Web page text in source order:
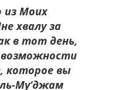
из Моих
хвалу за
в тот день,
возможности
которое вы
Му‘джам